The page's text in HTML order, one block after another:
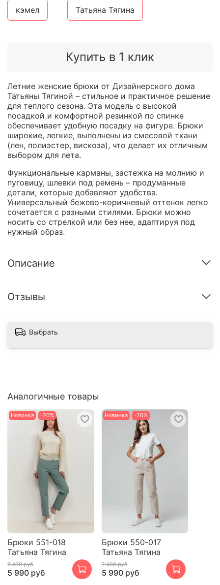
Купить в 1 клик
кэмел Татьяна Тягина
Летние женские брюки от Дизайнерского дома
Татьяны Тягиной – стильное и практичное решение
для теплого сезона. Эта модель с высокой
посадкой и комфортной резинкой по спинке
обеспечивает удобную посадку на фигуре. Брюки
широкие, легкие, выполнены из смесовой ткани
(лен, полиэстер, вискоза), что делает их отличным
выбором для лета.
Функциональные карманы, застежка на молнию и
пуговицу, шлевки под ремень – продуманные
детали, которые добавляют удобства.
Универсальный бежево-коричневый оттенок легко
сочетается с разными стилями. Брюки можно
носить со стрелкой или без нее, адаптируя под
нужный образ.
Описание
Отзывы
Выбрать
Аналогичные товары
Новинка -20%
Брюки 551-018
Татьяна Тягина
7 490 руб
5 990 руб
Новинка -20%
Брюки 550-017
Татьяна Тягина
7 490 руб
5 990 руб